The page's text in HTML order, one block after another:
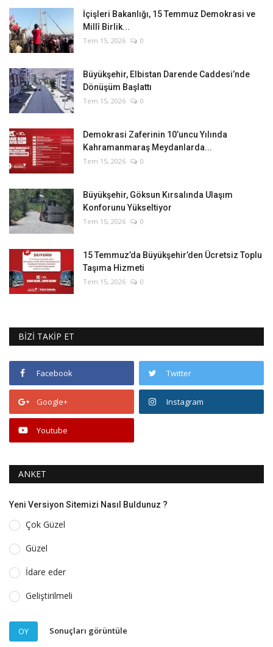
İçişleri Bakanlığı, 15 Temmuz Demokrasi ve
Millî Birlik...
Tem 15, 2026 0
Büyükşehir, Elbistan Darende Caddesi’nde
Dönüşüm Başlattı
Tem 15, 2026 0
Demokrasi Zaferinin 10’uncu Yılında
Kahramanmaraş Meydanlarda...
Tem 15, 2026 0
Büyükşehir, Göksun Kırsalında Ulaşım
Konforunu Yükseltiyor
Tem 15, 2026 0
15 Temmuz’da Büyükşehir’den Ücretsiz Toplu
Taşıma Hizmeti
Tem 15, 2026 0
BİZİ TAKİP ET
Facebook Twitter
Google+ Instagram
Youtube
ANKET
Yeni Versiyon Sitemizi Nasıl Buldunuz ?
Çok Güzel
Güzel
İdare eder
Geliştirilmeli
OY Sonuçları görüntüle